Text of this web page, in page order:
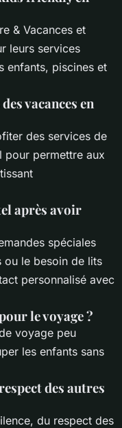
& Vacances et
leurs services
enfants, piscines et
vacances en
des services de
pour permettre aux
après avoir
spéciales
ou le besoin de lits
personnalisé avec
le voyage ?
voyage peu
les enfants sans
des autres
du respect des